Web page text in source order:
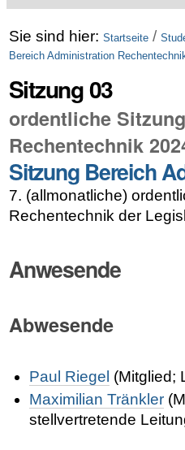
Sie sind hier: Startseite /
Bereich Administration
Sitzung 03
ordentliche
Rechentechnik
Sitzung Bereich
7. (allmonatliche)
Rechentechnik der
Anwesende
Abwesende
Paul Riegel (Mitglied;
Maximilian Tränkler
stellvertretende